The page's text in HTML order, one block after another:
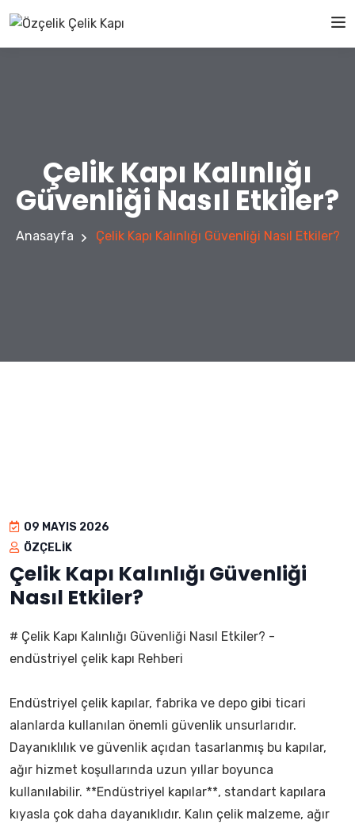
Çelik Kapı Kalınlığı
Güvenliği Nasıl Etkiler?
Anasayfa Çelik Kapı Kalınlığı Güvenliği Nasıl Etkiler?
09 MAYIS 2026
ÖZÇELIK
Çelik Kapı Kalınlığı Güvenliği
Nasıl Etkiler?
# Çelik Kapı Kalınlığı Güvenliği Nasıl Etkiler? -
endüstriyel çelik kapı Rehberi
Endüstriyel çelik kapılar, fabrika ve depo gibi ticari
alanlarda kullanılan önemli güvenlik unsurlarıdır.
Dayanıklılık ve güvenlik açıdan tasarlanmış bu kapılar,
ağır hizmet koşullarında uzun yıllar boyunca
kullanılabilir. **Endüstriyel kapılar**, standart kapılara
kıyasla çok daha dayanıklıdır. Kalın çelik malzeme, ağır